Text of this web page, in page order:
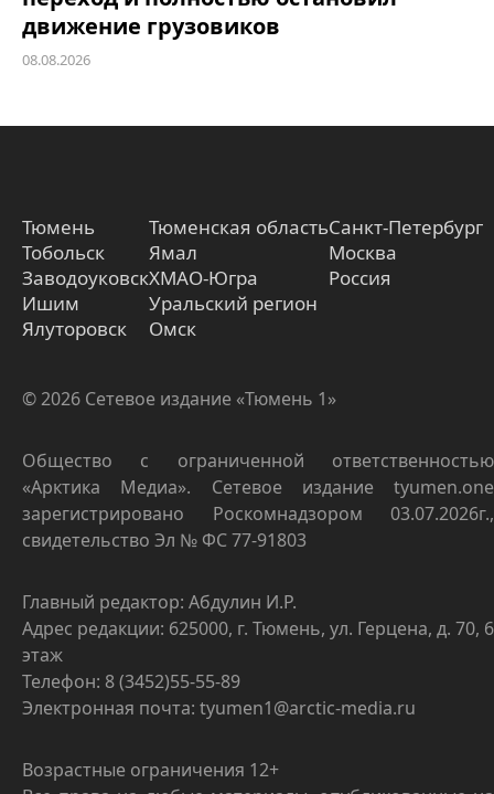
движение грузовиков
08.08.2026
Тюмень
Тобольск
Заводоуковск
Ишим
Ялуторовск
Тюменская область
Ямал
ХМАО-Югра
Уральский регион
Омск
Санкт-Петербург
Москва
Россия
© 2026 Сетевое издание «Тюмень 1»
Общество с ограниченной ответственностью
«Арктика Медиа». Сетевое издание tyumen.one
зарегистрировано Роскомнадзором 03.07.2026г.,
свидетельство Эл № ФС 77-91803
Главный редактор: Абдулин И.Р.
Адрес редакции: 625000, г. Тюмень, ул. Герцена, д. 70, 6
этаж
Телефон: 8 (3452)55-55-89
Электронная почта: tyumen1@arctic-media.ru
Возрастные ограничения 12+